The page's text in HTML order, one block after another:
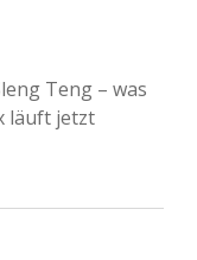
Teng – was
läuft jetzt